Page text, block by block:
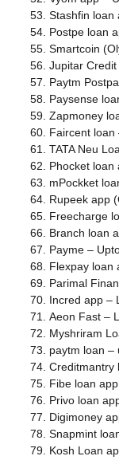
Stashfin loan
Postpe loan
Smartcoin
Jupitar Credit
Paytm
Paysense
Zapmoney
Faircent loan
TATA Neu
Phocket loan
mPockket
Rupeek app
Freecharge
Branch loan
Payme –
Flexpay loan
Parimal
Incred app –
Aeon Fast –
Myshriram
paytm loan –
Creditmantry
Fibe loan
Privo loan
Digimoney
Snapmint
Kosh Loan